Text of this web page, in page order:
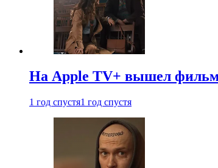
На Apple TV+ вышел фильм
1 год спустя1 год спустя